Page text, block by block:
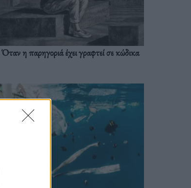
Όταν η παρηγοριά έχει γραφτεί σε κώδικα